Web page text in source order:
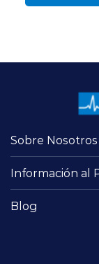
Sobre Nosotros
Información al
Blog